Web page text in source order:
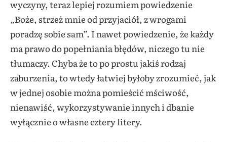
wyczyny, teraz lepiej rozumiem powiedzenie
„Boże, strzeż mnie od przyjaciół, z wrogami
poradzę sobie sam”. I nawet powiedzenie, że każdy
ma prawo do popełniania błędów, niczego tu nie
tłumaczy. Chyba że to po prostu jakiś rodzaj
zaburzenia, to wtedy łatwiej byłoby zrozumieć, jak
w jednej osobie można pomieścić mściwość,
nienawiść, wykorzystywanie innych i dbanie
wyłącznie o własne cztery litery.